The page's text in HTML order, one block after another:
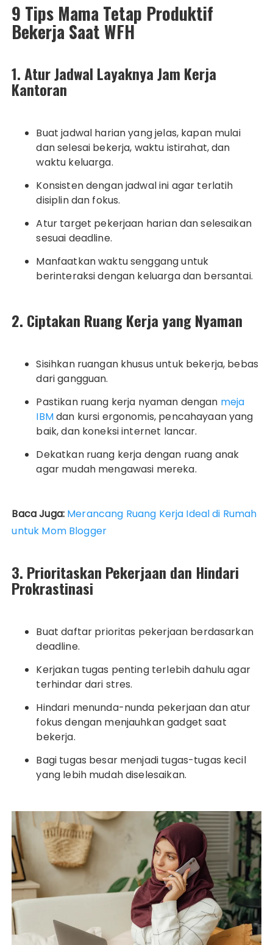
9 Tips Mama Tetap Produktif
Bekerja Saat WFH
1. Atur Jadwal Layaknya Jam Kerja
Kantoran
Buat jadwal harian yang jelas, kapan mulai
dan selesai bekerja, waktu istirahat, dan
waktu keluarga.
Konsisten dengan jadwal ini agar terlatih
disiplin dan fokus.
Atur target pekerjaan harian dan selesaikan
sesuai deadline.
Manfaatkan waktu senggang untuk
berinteraksi dengan keluarga dan bersantai.
2. Ciptakan Ruang Kerja yang Nyaman
Sisihkan ruangan khusus untuk bekerja, bebas
dari gangguan.
Pastikan ruang kerja nyaman dengan meja
IBMdan kursi ergonomis, pencahayaan yang
baik, dan koneksi internet lancar.
Dekatkan ruang kerja dengan ruang anak
agar mudah mengawasi mereka.
Baca Juga: Merancang Ruang Kerja Ideal di Rumah
untuk Mom Blogger
3. Prioritaskan Pekerjaan dan Hindari
Prokrastinasi
Buat daftar prioritas pekerjaan berdasarkan
deadline.
Kerjakan tugas penting terlebih dahulu agar
terhindar dari stres.
Hindari menunda-nunda pekerjaan dan atur
fokus dengan menjauhkan gadget saat
bekerja.
Bagi tugas besar menjadi tugas-tugas kecil
yang lebih mudah diselesaikan.